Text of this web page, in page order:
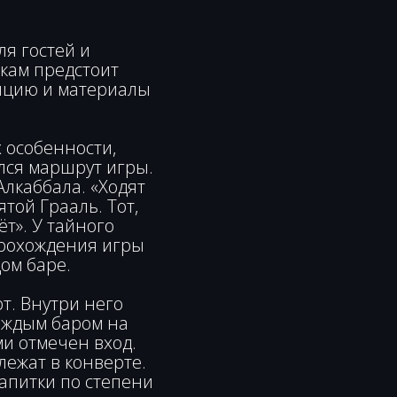
гостей и
предстоит
и материалы
маршрут игры.
«Ходят
Грааль. Тот,
У тайного
игры
баре.
Внутри него
баром на
отмечен вход.
в конверте.
по степени